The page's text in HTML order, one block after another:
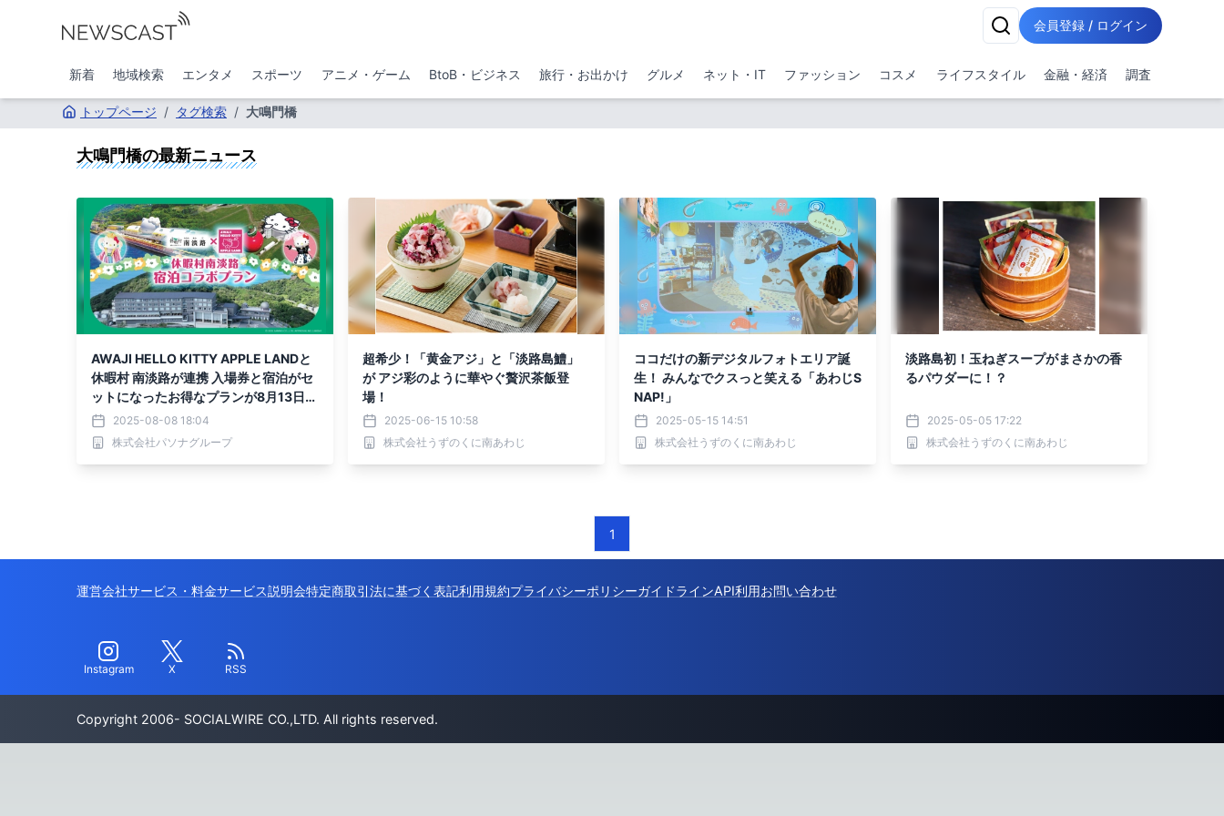
会員登録 / ログイン
新着 地域検索 エンタメ スポーツ アニメ・ゲーム BtoB・ビジネス 旅行・お出かけ グルメ ネット・IT ファッション コスメ ライフスタイル 金融・経済 調査
トップページ / タグ検索 / 大鳴門橋
大鳴門橋の最新ニュース
AWAJI HELLO KITTY APPLE LANDと
休暇村 南淡路が連携 入場券と宿泊がセ
ットになったお得なプランが8月13日よ
り登場！2025-08-08 18:04
株式会社パソナグループ
超希少！「黄金アジ」と「淡路島鱧」
が アジ彩のように華やぐ贅沢茶飯登
場！
2025-06-15 10:58
株式会社うずのくに南あわじ
ココだけの新デジタルフォトエリア誕
生！ みんなでクスっと笑える「あわじS
NAP!」
2025-05-15 14:51
株式会社うずのくに南あわじ
淡路島初！玉ねぎスープがまさかの香
るパウダーに！？
2025-05-05 17:22
株式会社うずのくに南あわじ
1
運営会社サービス・料金サービス説明会特定商取引法に基づく表記利用規約プライバシーポリシーガイドラインAPI利用お問い合わせ
Instagram X RSS
Copyright 2006- SOCIALWIRE CO.,LTD. All rights reserved.